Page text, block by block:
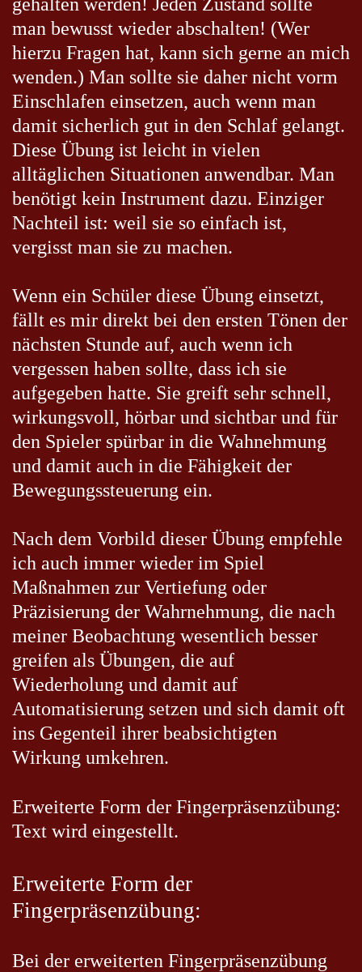
man bewusst wieder abschalten! (Wer
hierzu Fragen hat, kann sich gerne an mich
wenden.) Man sollte sie daher nicht vorm
Einschlafen einsetzen, auch wenn man
damit sicherlich gut in den Schlaf gelangt.
Diese Übung ist leicht in vielen
alltäglichen Situationen anwendbar. Man
benötigt kein Instrument dazu. Einziger
Nachteil ist: weil sie so einfach ist,
vergisst man sie zu machen.
Wenn ein Schüler diese Übung einsetzt,
fällt es mir direkt bei den ersten Tönen der
nächsten Stunde auf, auch wenn ich
vergessen haben sollte, dass ich sie
aufgegeben hatte. Sie greift sehr schnell,
wirkungsvoll, hörbar und sichtbar und für
den Spieler spürbar in die Wahnehmung
und damit auch in die Fähigkeit der
Bewegungssteuerung ein.
Nach dem Vorbild dieser Übung empfehle
ich auch immer wieder im Spiel
Maßnahmen zur Vertiefung oder
Präzisierung der Wahrnehmung, die nach
meiner Beobachtung wesentlich besser
greifen als Übungen, die auf
Wiederholung und damit auf
Automatisierung setzen und sich damit oft
ins Gegenteil ihrer beabsichtigten
Wirkung umkehren.
Erweiterte Form der Fingerpräsenzübung:
Text wird eingestellt.
Erweiterte Form der
Fingerpräsenzübung:
Bei der erweiterten Fingerpräsenzübung